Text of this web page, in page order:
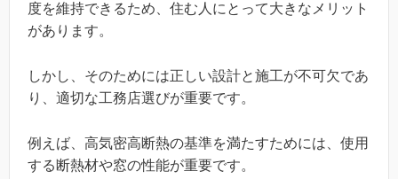
度を維持できるため、住む人にとって大きなメリット
があります。
しかし、そのためには正しい設計と施工が不可欠であ
り、適切な工務店選びが重要です。
例えば、高気密高断熱の基準を満たすためには、使用
する断熱材や窓の性能が重要です。